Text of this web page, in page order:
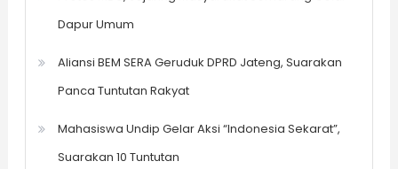
Dapur Umum
Aliansi BEM SERA Geruduk DPRD Jateng, Suarakan
Panca Tuntutan Rakyat
Mahasiswa Undip Gelar Aksi “Indonesia Sekarat”,
Suarakan 10 Tuntutan